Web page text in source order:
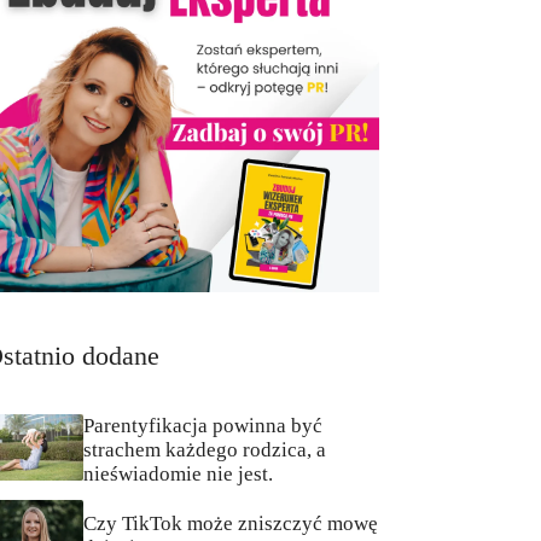
dodane
Parentyfikacja powinna być
strachem każdego rodzica, a
nieświadomie nie jest.
Czy TikTok może zniszczyć mowę